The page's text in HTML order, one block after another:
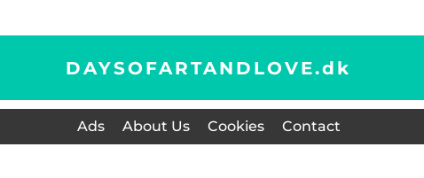
DAYSOFARTANDLOVE.dk
Ads About Us Cookies Contact